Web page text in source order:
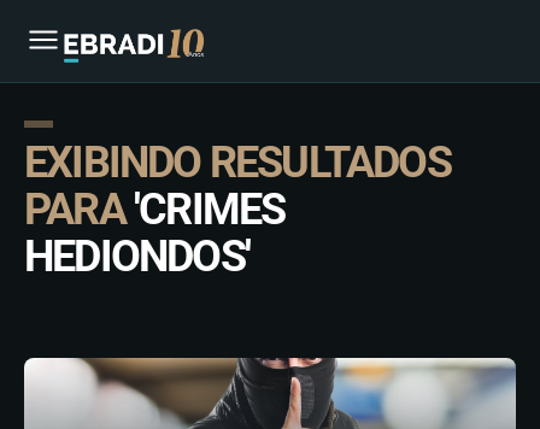
EXIBINDO RESULTADOS
PARA'CRIMES
HEDIONDOS'